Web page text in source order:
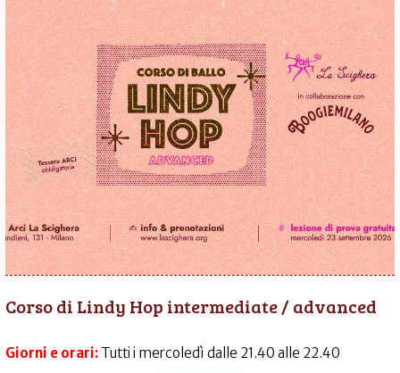
Corso di Lindy Hop intermediate / advanced
Giorni e orari: Tutti i mercoledì dalle 21.40 alle 22.40